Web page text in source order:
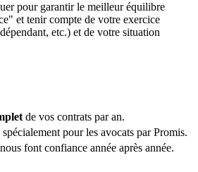
pour garantir le meilleur équilibre
et tenir compte de votre exercice
etc.) et de votre situation
de vos contrats par an.
pour les avocats par Promis.
font confiance année après année.